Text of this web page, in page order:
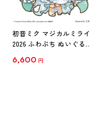
初音ミク マジカルミライ
2026 ふわぷち ぬいぐるみ
6,600 円